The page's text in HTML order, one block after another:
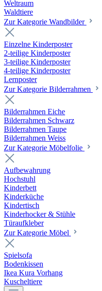
Weltraum
Waldtiere
Zur Kategorie Wandbilder
Einzelne Kinderposter
2-teilige Kinderposter
3-teilige Kinderposter
4-teilige Kinderposter
Lernposter
Zur Kategorie Bilderrahmen
Bilderrahmen Eiche
Bilderrahmen Schwarz
Bilderrahmen Taupe
Bilderrahmen Weiss
Zur Kategorie Möbelfolie
Aufbewahrung
Hochstuhl
Kinderbett
Kinderküche
Kindertisch
Kinderhocker & Stühle
Türaufkleber
Zur Kategorie Möbel
Spielsofa
Bodenkissen
Ikea Kura Vorhang
Kuscheltiere